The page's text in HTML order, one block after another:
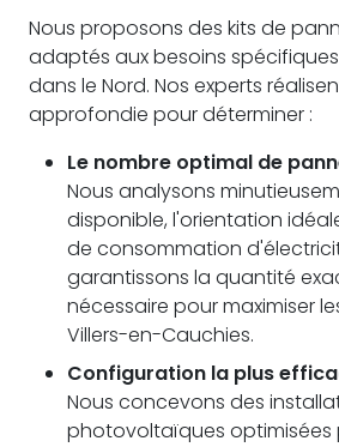
Nous proposons des kits de
adaptés aux besoins
dans le Nord. Nos experts
approfondie pour déterminer :
Le nombre optimal de
Nous analysons
disponible, l'orientation
de consommation
garantissons la quantité
nécessaire pour maximiser
Villers-en-Cauchies.
Configuration la plus
Nous concevons des
photovoltaïques optimisées